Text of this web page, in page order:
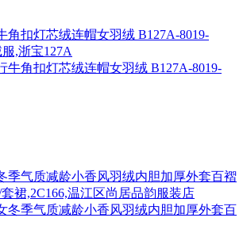
牛角扣灯芯绒连帽女羽绒 B127A-8019-
冬季气质减龄小香风羽绒内胆加厚外套百